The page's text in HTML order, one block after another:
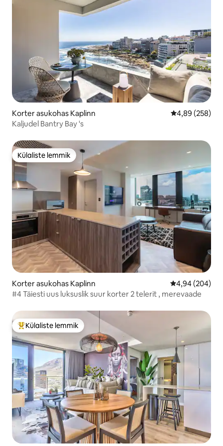
Korter asukohas Kaplinn Keskmine
4,89 (258)
Kaljudel Bantry Bay 's
Külaliste lemmik
Külaliste lemmik
Korter asukohas Kaplinn Keskmine
4,94 (204)
#4 Täiesti uus luksuslik suur korter 2 telerit , merevaade
Külaliste suur lemmik
Külaliste lemmik